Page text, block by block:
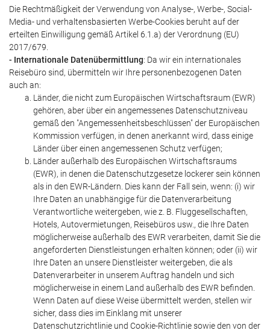
Die Rechtmäßigkeit der Verwendung von Analyse-, Werbe-, Social-
Media- und verhaltensbasierten Werbe-Cookies beruht auf der
erteilten Einwilligung gemäß Artikel 6.1.a) der Verordnung (EU)
2017/679.
- Internationale Datenübermittlung: Da wir ein internationales
Reisebüro sind, übermitteln wir Ihre personenbezogenen Daten
auch an:
Länder, die nicht zum Europäischen Wirtschaftsraum (EWR)
gehören, aber über ein angemessenes Datenschutzniveau
gemäß den "Angemessenheitsbeschlüssen" der Europäischen
Kommission verfügen, in denen anerkannt wird, dass einige
Länder über einen angemessenen Schutz verfügen;
Länder außerhalb des Europäischen Wirtschaftsraums
(EWR), in denen die Datenschutzgesetze lockerer sein können
als in den EWR-Ländern. Dies kann der Fall sein, wenn: (i) wir
Ihre Daten an unabhängige für die Datenverarbeitung
Verantwortliche weitergeben, wie z. B. Fluggesellschaften,
Hotels, Autovermietungen, Reisebüros usw., die Ihre Daten
möglicherweise außerhalb des EWR verarbeiten, damit Sie die
angeforderten Dienstleistungen erhalten können; oder (ii) wir
Ihre Daten an unsere Dienstleister weitergeben, die als
Datenverarbeiter in unserem Auftrag handeln und sich
möglicherweise in einem Land außerhalb des EWR befinden.
Wenn Daten auf diese Weise übermittelt werden, stellen wir
sicher, dass dies im Einklang mit unserer
Datenschutzrichtlinie und Cookie-Richtlinie sowie den von der